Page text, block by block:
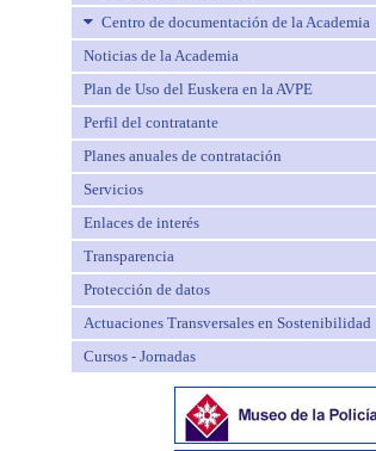
Centro de documentación de la Academia
Noticias de la Academia
Plan de Uso del Euskera en la AVPE
Perfil del contratante
Planes anuales de contratación
Servicios
Enlaces de interés
Transparencia
Protección de datos
Actuaciones Transversales en Sostenibilidad
Cursos - Jornadas